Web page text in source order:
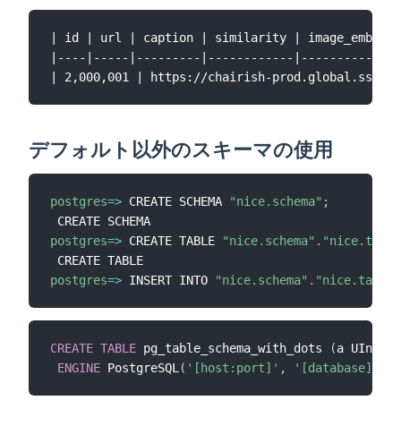
| id | url | caption | similarity |
|----|-----|---------|------------
デフォルト以外のスキーマの使用
postgres=> CREATE SCHEMA "nice.schema" ;
postgres=> CREATE TABLE "nice.schema" .
postgres=> INSERT INTO "nice.schema" . "nice.table"
CREATE TABLE pg_table_schema_with_dots (a UInt32
ENGINE PostgreSQL ( '[host:port]' , '[database]'